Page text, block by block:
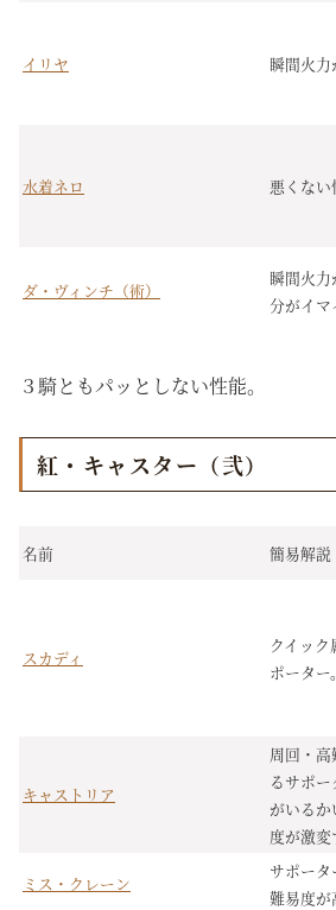
イリヤ 瞬間火力
水着ネロ 悪くない
ダ・ヴィンチ（術）
瞬間火
分がイマ
３騎ともパッとしない性能。
紅・キャスター（弐）
名前 簡易解説
スカディ
クイッ
ポーター。
キャストリア
周回・
るサポ
がいる
度が激変
ミス・クレーン
サポー
難易度が